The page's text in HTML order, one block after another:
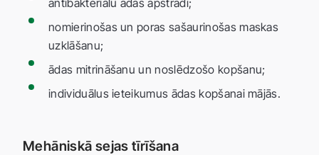
antibakteriālu ādas apstrādi;
nomierinošas un poras sašaurinošas maskas
uzklāšanu;
ādas mitrināšanu un noslēdzošo kopšanu;
individuālus ieteikumus ādas kopšanai mājās.
Mehāniskā sejas tīrīšana